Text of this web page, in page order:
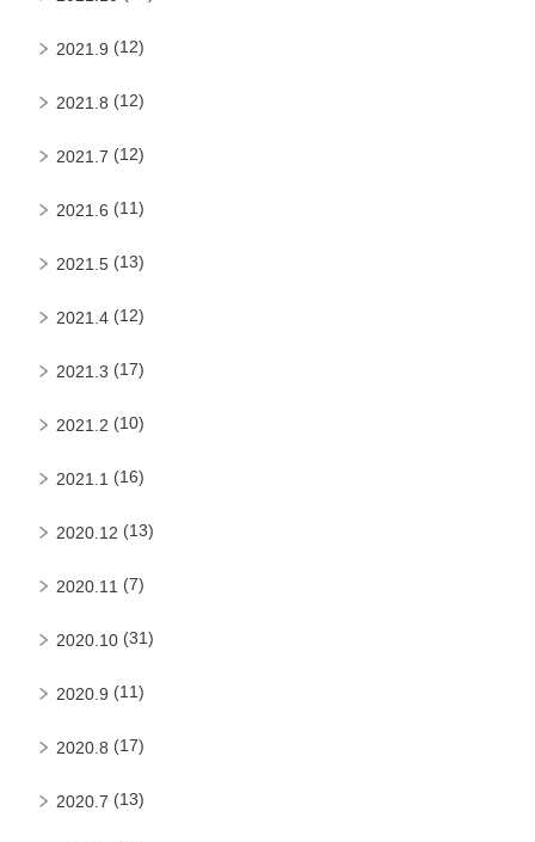
2021.9 (12)
2021.8 (12)
2021.7 (12)
2021.6 (11)
2021.5 (13)
2021.4 (12)
2021.3 (17)
2021.2 (10)
2021.1 (16)
2020.12 (13)
2020.11 (7)
2020.10 (31)
2020.9 (11)
2020.8 (17)
2020.7 (13)